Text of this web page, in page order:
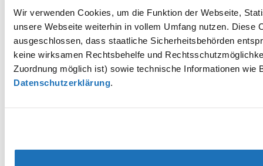
Wir verwenden Cookies, um die Funktion der Webseite,
unsere Webseite weiterhin in vollem Umfang nutzen.
ausgeschlossen, dass staatliche Sicherheitsbehörden
keine wirksamen Rechtsbehelfe und
Zuordnung möglich ist) sowie technische Informationen
Datenschutzerklärung.